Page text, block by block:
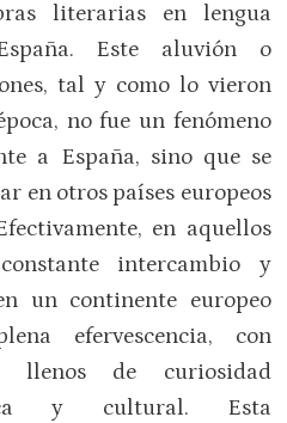
literarias en lengua
Este aluvión o
tal y como lo vieron
no fue un fenómeno
a España, sino que se
en otros países europeos
en aquellos
intercambio y
un continente europeo
efervescencia, con
llenos de curiosidad
y cultural. Esta